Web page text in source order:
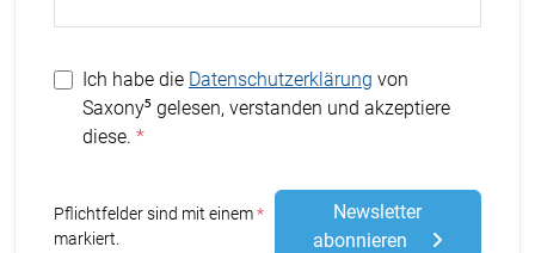
Ich habe die Datenschutzerklärung von
Saxony⁵ gelesen, verstanden und akzeptiere
diese.
Pflichtfelder sind mit einem Stern
markiert.
Newsletter
abonnieren